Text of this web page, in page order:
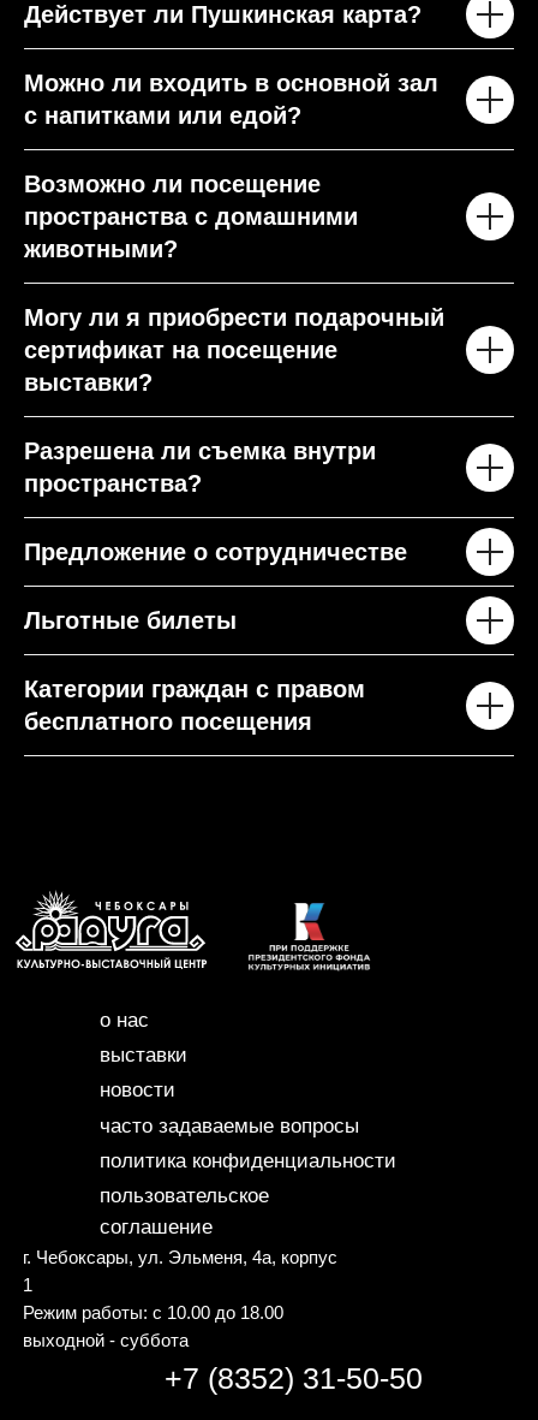
Действует ли Пушкинская карта?
Можно ли входить в основной зал
с напитками или едой?
Возможно ли посещение
пространства с домашними
животными?
Могу ли я приобрести подарочный
сертификат на посещение
выставки?
Разрешена ли съемка внутри
пространства?
Предложение о сотрудничестве
Льготные билеты
Категории граждан с правом
бесплатного посещения
г. Чебоксары, ул. Эльменя, 4а, корпус
1
Режим работы: c 10.00 до 18.00
выходной - суббота
+7 (8352) 31-50-50
пользовательское
соглашение
политика конфиденциальности
часто задаваемые вопросы
новости
выставки
о нас